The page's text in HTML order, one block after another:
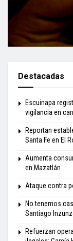
Destacadas
Escuinapa
vigilancia en
Reportan
Santa Fe en El
Aumenta
en Mazatlán
Ataque contra
No tenemos
Santiago
Refuerzan